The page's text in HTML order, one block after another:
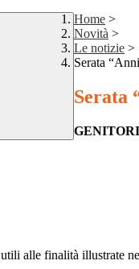
Home >
Novità >
Le notizie >
Serata
Serata
alle finalità illustrate